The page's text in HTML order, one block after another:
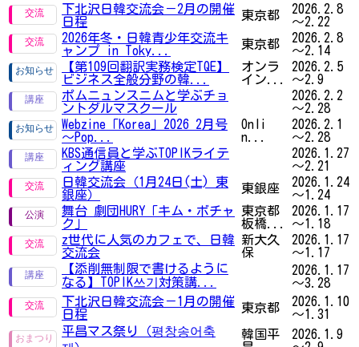
下北沢日韓交流会－2月の開催
日程
東京都
2026.2.8
～2.22
2026年冬・日韓青少年交流キ
ャンプ in Toky...
東京都
2026.2.8
～2.14
【第109回翻訳実務検定TQE】
ビジネス全般分野の韓...
オンラ
イン...
2026.2.5
～2.9
ポムニュンスニムと学ぶチョ
ントダルマスクール
2026.2.2
～2.28
Webzine「Korea」2026 2月号
～Pop...
Onli
n...
2026.2.1
～2.28
KBS通信員と学ぶTOPIKライテ
ィング講座
2026.1.27
～2.21
日韓交流会（1月24日(土) 東
銀座）
東銀座
2026.1.24
～1.24
舞台 劇団HURY「キム・ボチャ
ク」
東京都
板橋...
2026.1.17
～1.18
z世代に人気のカフェで、日韓
交流会
新大久
保
2026.1.17
～1.17
【添削無制限で書けるように
なる】TOPIK쓰기対策講...
2026.1.17
～3.28
下北沢日韓交流会－1月の開催
日程
東京都
2026.1.10
～1.31
平昌マス祭り（평창송어축
韓国平
2026.1.9